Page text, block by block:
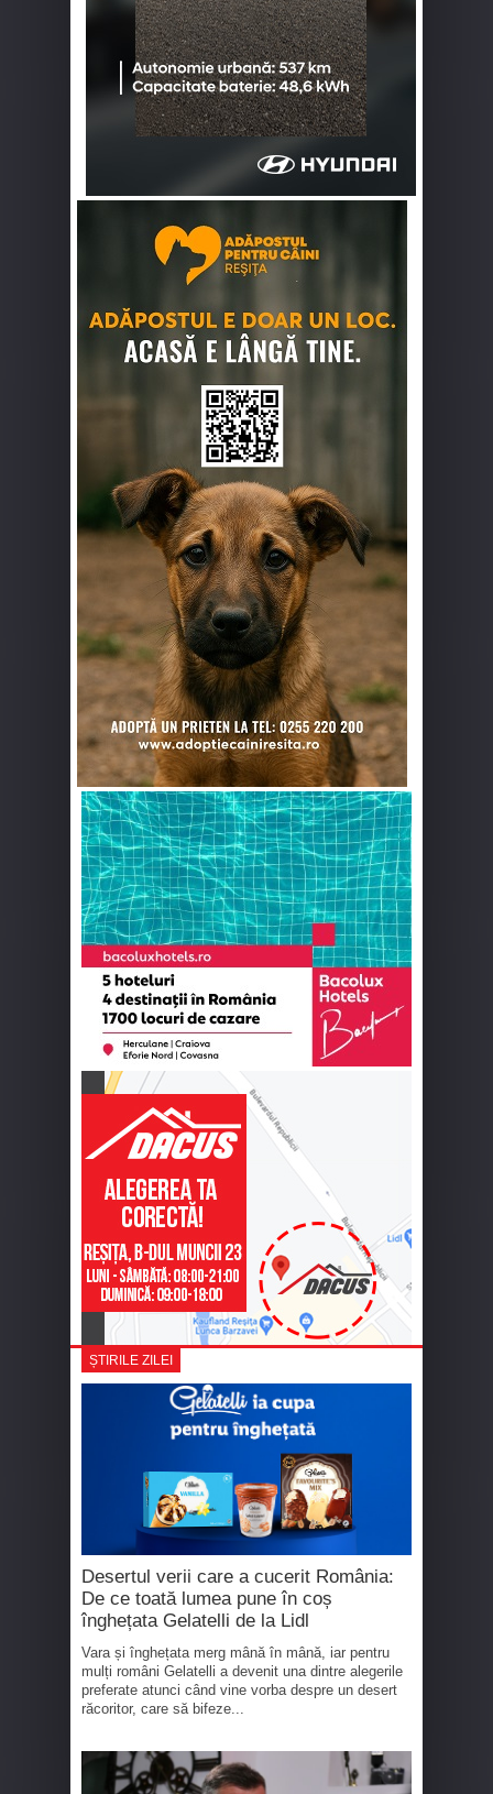
ȘTIRILE ZILEI
Desertul verii care a cucerit România:
De ce toată lumea pune în coș
înghețata Gelatelli de la Lidl
Vara și înghețata merg mână în mână, iar pentru
mulți români Gelatelli a devenit una dintre alegerile
preferate atunci când vine vorba despre un desert
răcoritor, care să bifeze...